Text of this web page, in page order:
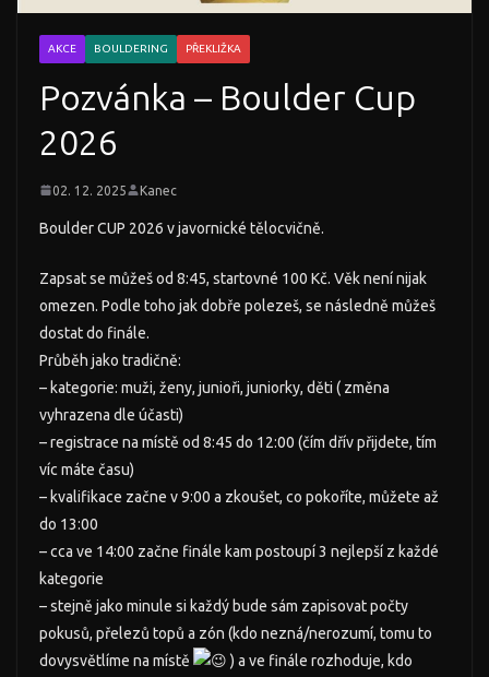
AKCE BOULDERING PŘEKLIŽKA
Pozvánka – Boulder Cup
2026
02. 12. 2025 Kanec
Boulder CUP 2026 v javornické tělocvičně.
Zapsat se můžeš od 8:45, startovné 100 Kč. Věk není nijak
omezen. Podle toho jak dobře polezeš, se následně můžeš
dostat do finále.
Průběh jako tradičně:
– kategorie: muži, ženy, junioři, juniorky, děti ( změna
vyhrazena dle účasti)
– registrace na místě od 8:45 do 12:00 (čím dřív přijdete, tím
víc máte času)
– kvalifikace začne v 9:00 a zkoušet, co pokoříte, můžete až
do 13:00
– cca ve 14:00 začne finále kam postoupí 3 nejlepší z každé
kategorie
– stejně jako minule si každý bude sám zapisovat počty
pokusů, přelezů topů a zón (kdo nezná/nerozumí, tomu to
dovysvětlíme na místě
) a ve finále rozhoduje, kdo